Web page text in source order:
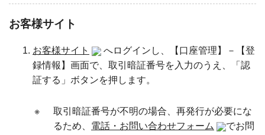
お客様サイト
お客様サイト
へログインし、【口座管理】－【登
録情報】画面で、取引暗証番号を入力のうえ、「認
証する」ボタンを押します。
※
取引暗証番号が不明の場合、再発行が必要にな
るため、 電話・お問い合わせフォーム
でお問